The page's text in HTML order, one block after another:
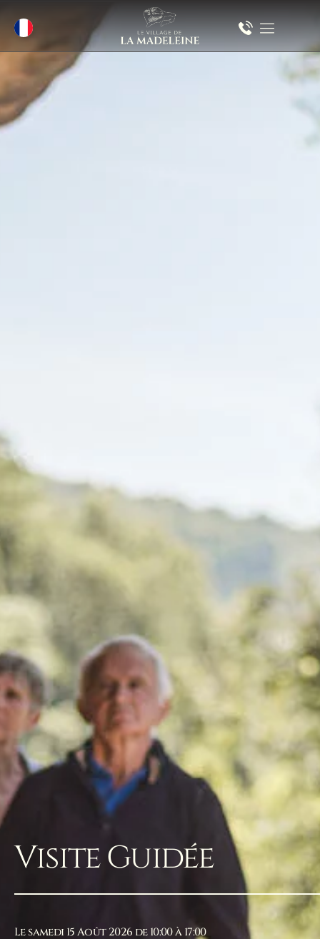
Visite Guidée
Le samedi 15 Août 2026 de 10:00 à 17:00